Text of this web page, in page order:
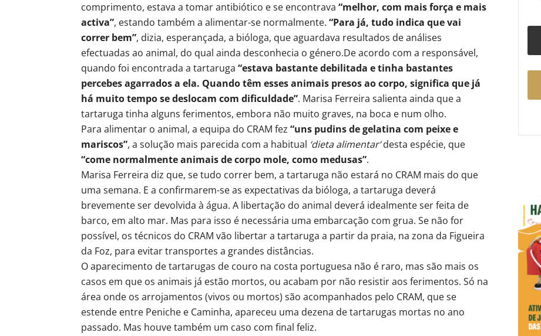
comprimento, estava a tomar antibiótico e se encontrava “melhor, com mais força e mais
activa”, estando também a alimentar-se normalmente. “Para já, tudo indica que vai
correr bem”, dizia, esperançada, a bióloga, que aguardava resultados de análises
efectuadas ao animal, do qual ainda desconhecia o género.De acordo com a responsável,
quando foi encontrada a tartaruga “estava bastante debilitada e tinha bastantes
percebes agarrados a ela. Quando têm esses animais presos ao corpo, significa que já
há muito tempo se deslocam com dificuldade”. Marisa Ferreira salienta ainda que a
tartaruga tinha alguns ferimentos, embora não muito graves, na boca e num olho.
Para alimentar o animal, a equipa do CRAM fez “uns pudins de gelatina com peixe e
mariscos”, a solução mais parecida com a habitual ‘dieta alimentar’desta espécie, que
“come normalmente animais de corpo mole, como medusas”.
Marisa Ferreira diz que, se tudo correr bem, a tartaruga não estará no CRAM mais do que
uma semana. E a confirmarem-se as expectativas da bióloga, a tartaruga deverá
brevemente ser devolvida à água. A libertação do animal deverá idealmente ser feita de
barco, em alto mar. Mas para isso é necessária uma embarcação com grua. Se não for
possível, os técnicos do CRAM vão libertar a tartaruga a partir da praia, na zona da Figueira
da Foz, para evitar transportes a grandes distâncias.
O aparecimento de tartarugas de couro na costa portuguesa não é raro, mas são mais os
casos em que os animais já estão mortos, ou acabam por não resistir aos ferimentos. Só na
área onde os arrojamentos (vivos ou mortos) são acompanhados pelo CRAM, que se
estende entre Peniche e Caminha, apareceu uma dezena de tartarugas mortas no ano
passado. Mas houve também um caso com final feliz.